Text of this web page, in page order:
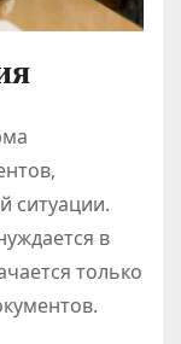
ситуации.
в
только